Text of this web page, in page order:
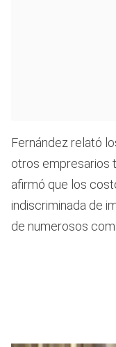
Fernández relató
otros empresarios
afirmó que los
indiscriminada de
de numerosos